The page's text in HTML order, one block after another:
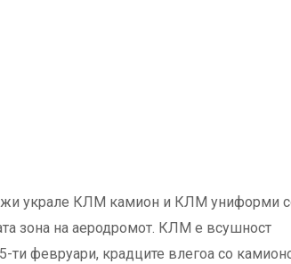
украле КЛМ камион и КЛМ униформи
зона на аеродромот. КЛМ е всушност
ти февруари, крадците влегоа со